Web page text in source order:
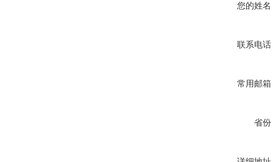
您的姓名
联系电话
常用邮箱
省份